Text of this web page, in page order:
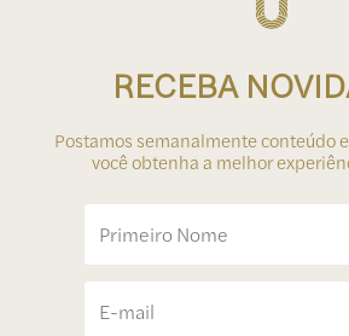
RECEBA
Postamos semanalmente conteúdo
você obtenha a melhor